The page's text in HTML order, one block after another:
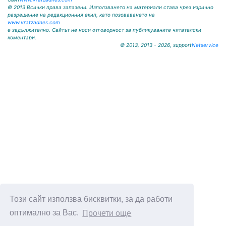
Този сайт използва бисквитки, за да работи
оптимално за Вас.
Прочети още
© 2013 Всички права запазени. Използването на материали става чрез изрично
разрешение на редакционния екип, като позоваването на
www.vratzadnes.com
е задължително. Сайтът не носи отговорност за публикуваните читателски
коментари.
© 2013, 2013 - 2026, supportNetservice